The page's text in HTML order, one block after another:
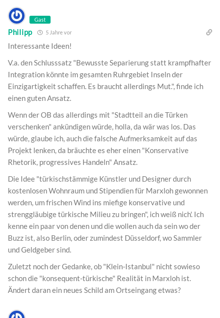
Gast
Philipp 5 Jahre vor
Interessante Ideen!
V.a. den Schlusssatz "Bewusste Separierung statt krampfhafter
Integration könnte im gesamten Ruhrgebiet Inseln der
Einzigartigkeit schaffen. Es braucht allerdings Mut.", finde ich
einen guten Ansatz.
Wenn der OB das allerdings mit "Stadtteil an die Türken
verschenken" ankündigen würde, holla, da wär was los. Das
würde, glaube ich, auch die falsche Aufmerksamkeit auf das
Projekt lenken, da bräuchte es eher einen "Konservative
Rhetorik, progressives Handeln" Ansatz.
Die Idee "türkischstämmige Künstler und Designer durch
kostenlosen Wohnraum und Stipendien für Marxloh gewonnen
werden, um frischen Wind ins miefige konservative und
strenggläubige türkische Milieu zu bringen", ich weiß nich'. Ich
kenne ein paar von denen und die wollen auch da sein wo der
Buzz ist, also Berlin, oder zumindest Düsseldorf, wo Sammler
und Geldgeber sind.
Zuletzt noch der Gedanke, ob "Klein-Istanbul" nicht sowieso
schon die "konsequent-türkische" Realität in Marxloh ist.
Ändert daran ein neues Schild am Ortseingang etwas?